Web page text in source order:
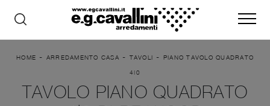
HOME - ARREDAMENTO CASA - TAVOLI - PIANO TAVOLO QUADRATO
4|0
TAVOLO PIANO QUADRATO